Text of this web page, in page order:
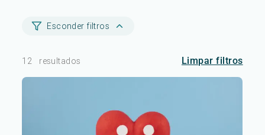
Esconder filtros
12 resultados Limpar filtros